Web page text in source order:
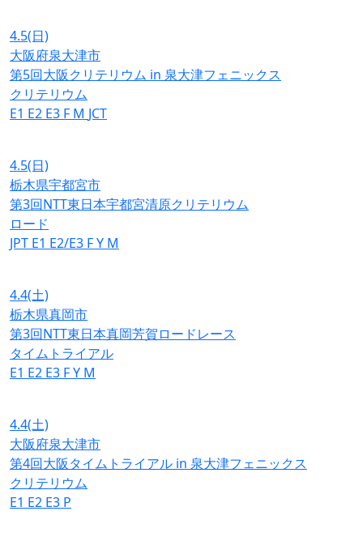
4.5(日)
大阪府泉大津市
第5回大阪クリテリウム in 泉大津フェニックス
クリテリウム
E1 E2 E3 F M JCT
4.5(日)
栃木県宇都宮市
第3回NTT東日本宇都宮清原クリテリウム
ロード
JPT E1 E2/E3 FY M
4.4(土)
栃木県真岡市
第3回NTT東日本真岡芳賀ロードレース
タイムトライアル
E1 E2 E3 FY M
4.4(土)
大阪府泉大津市
第4回大阪タイムトライアル in 泉大津フェニックス
クリテリウム
E1 E2 E3 P